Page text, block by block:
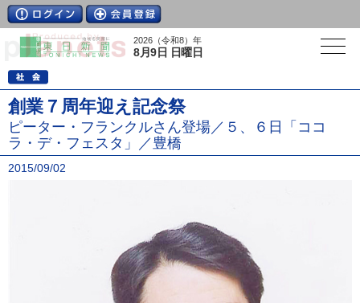
2026（令和8）年
8月9日 日曜日
創業７周年迎え記念祭
ピーター・フランクルさん登場／５、６日「ココ
ラ・デ・フェスタ」／豊橋
2015/09/02